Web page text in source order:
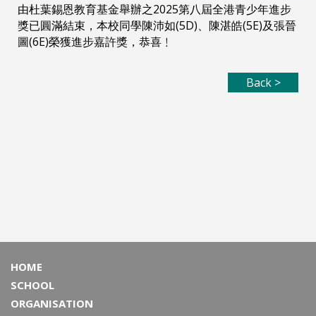
由杜葉錫恩教育基金舉辦之2025第八屆全港青少年進步
獎已圓滿結束，本校同學陳沛如(5D)、陳湛皓(5E)及張晉
圖(6E)榮獲進步嘉許獎，恭喜﹗
Back >
HOME
SCHOOL
ORGANISATION